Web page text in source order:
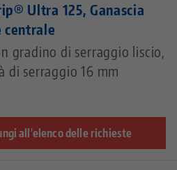
Ultra 125, Ganascia
centrale
gradino di serraggio liscio,
di serraggio 16 mm
all'elenco delle richieste